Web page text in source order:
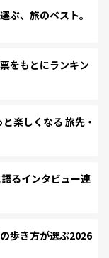
、旅のベスト。
をもとにランキン
楽しくなる 旅先・
るインタビュー連
歩き方が選ぶ2026